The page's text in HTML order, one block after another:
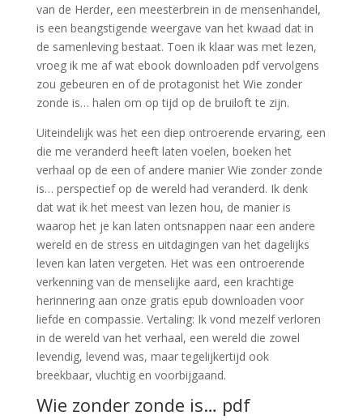
van de Herder, een meesterbrein in de mensenhandel,
is een beangstigende weergave van het kwaad dat in
de samenleving bestaat. Toen ik klaar was met lezen,
vroeg ik me af wat ebook downloaden pdf vervolgens
zou gebeuren en of de protagonist het Wie zonder
zonde is… halen om op tijd op de bruiloft te zijn.
Uiteindelijk was het een diep ontroerende ervaring, een
die me veranderd heeft laten voelen, boeken het
verhaal op de een of andere manier Wie zonder zonde
is… perspectief op de wereld had veranderd. Ik denk
dat wat ik het meest van lezen hou, de manier is
waarop het je kan laten ontsnappen naar een andere
wereld en de stress en uitdagingen van het dagelijks
leven kan laten vergeten. Het was een ontroerende
verkenning van de menselijke aard, een krachtige
herinnering aan onze gratis epub downloaden voor
liefde en compassie. Vertaling: Ik vond mezelf verloren
in de wereld van het verhaal, een wereld die zowel
levendig, levend was, maar tegelijkertijd ook
breekbaar, vluchtig en voorbijgaand.
Wie zonder zonde is… pdf